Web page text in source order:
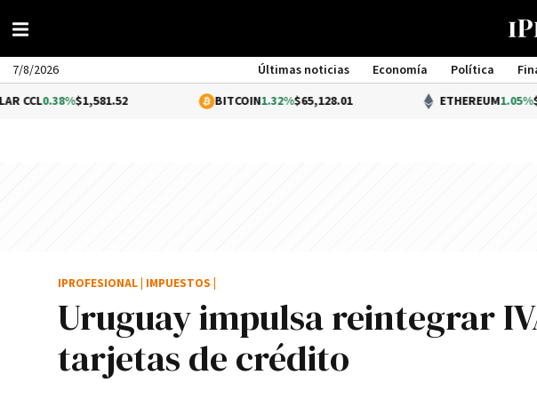
7/8/2026 Últimas noticias Economía Política
$1,581.52 BITCOIN1.32%$65,128.01 ETHEREUM1.05%$1,919.79
Uruguay impulsa reintegrar
tarjetas de crédito
IPROFESIONAL IMPUESTOS